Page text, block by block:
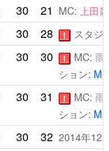
30 21 MC: 上田
30 28 ！ スタジ
30 30 ！ MC: 雨
ション: M
30 31 ！ MC: 雨
ション: M
30 32 2014年12